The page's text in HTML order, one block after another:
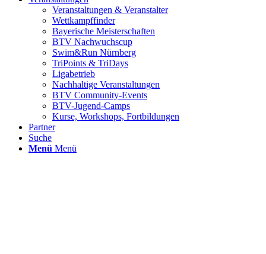
Veranstaltungen & Veranstalter
Wettkampffinder
Bayerische Meisterschaften
BTV Nachwuchscup
Swim&Run Nürnberg
TriPoints & TriDays
Ligabetrieb
Nachhaltige Veranstaltungen
BTV Community-Events
BTV-Jugend-Camps
Kurse, Workshops, Fortbildungen
Partner
Suche
Menü Menü